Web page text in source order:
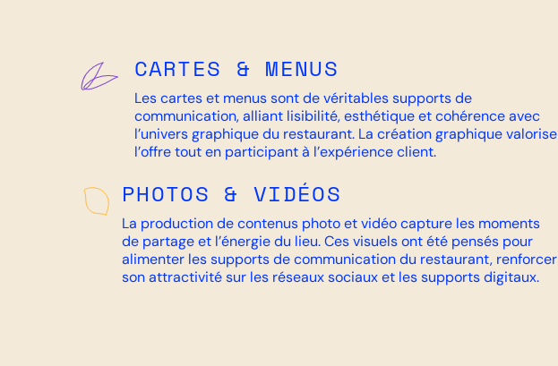
CARTES & MENUS
Les cartes et menus sont de véritables supports de
communication, alliant lisibilité, esthétique et cohérence avec
l’univers graphique du restaurant. La création graphique valorise
l’offre tout en participant à l’expérience client.
PHOTOS & VIDÉOS
La production de contenus photo et vidéo capture les moments
de partage et l’énergie du lieu. Ces visuels ont été pensés pour
alimenter les supports de communication du restaurant, renforcer
son attractivité sur les réseaux sociaux et les supports digitaux.